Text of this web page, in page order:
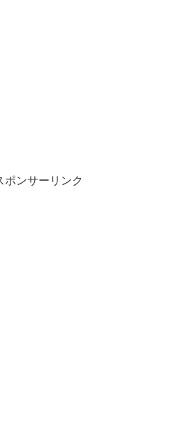
ポンサーリンク